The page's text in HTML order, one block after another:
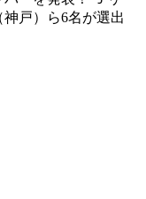
戸）ら6名が選出